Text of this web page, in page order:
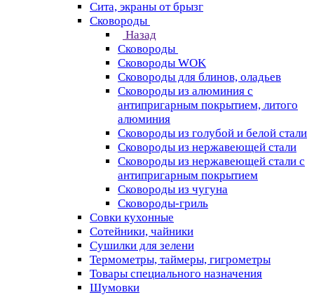
Сита, экраны от брызг
Сковороды
Назад
Сковороды
Сковороды WOK
Сковороды для блинов, оладьев
Сковороды из алюминия с
антипригарным покрытием, литого
алюминия
Сковороды из голубой и белой стали
Сковороды из нержавеющей стали
Сковороды из нержавеющей стали с
антипригарным покрытием
Сковороды из чугуна
Сковороды-гриль
Совки кухонные
Сотейники, чайники
Сушилки для зелени
Термометры, таймеры, гигрометры
Товары специального назначения
Шумовки